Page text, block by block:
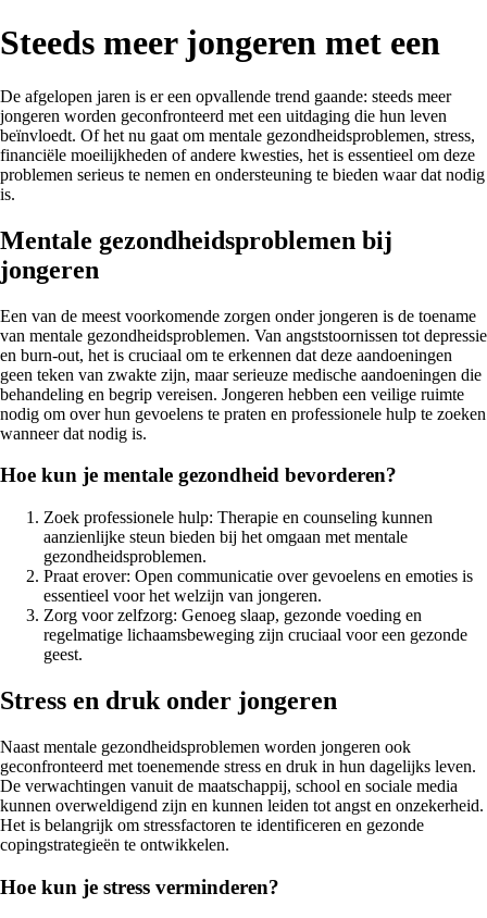
Steeds meer jongeren met een
De afgelopen jaren is er een opvallende trend gaande: steeds meer
jongeren worden geconfronteerd met een uitdaging die hun leven
beïnvloedt. Of het nu gaat om mentale gezondheidsproblemen, stress,
financiële moeilijkheden of andere kwesties, het is essentieel om deze
problemen serieus te nemen en ondersteuning te bieden waar dat nodig
is.
Mentale gezondheidsproblemen bij
jongeren
Een van de meest voorkomende zorgen onder jongeren is de toename
van mentale gezondheidsproblemen. Van angststoornissen tot depressie
en burn-out, het is cruciaal om te erkennen dat deze aandoeningen
geen teken van zwakte zijn, maar serieuze medische aandoeningen die
behandeling en begrip vereisen. Jongeren hebben een veilige ruimte
nodig om over hun gevoelens te praten en professionele hulp te zoeken
wanneer dat nodig is.
Hoe kun je mentale gezondheid bevorderen?
Zoek professionele hulp: Therapie en counseling kunnen
aanzienlijke steun bieden bij het omgaan met mentale
gezondheidsproblemen.
Praat erover: Open communicatie over gevoelens en emoties is
essentieel voor het welzijn van jongeren.
Zorg voor zelfzorg: Genoeg slaap, gezonde voeding en
regelmatige lichaamsbeweging zijn cruciaal voor een gezonde
geest.
Stress en druk onder jongeren
Naast mentale gezondheidsproblemen worden jongeren ook
geconfronteerd met toenemende stress en druk in hun dagelijks leven.
De verwachtingen vanuit de maatschappij, school en sociale media
kunnen overweldigend zijn en kunnen leiden tot angst en onzekerheid.
Het is belangrijk om stressfactoren te identificeren en gezonde
copingstrategieën te ontwikkelen.
Hoe kun je stress verminderen?